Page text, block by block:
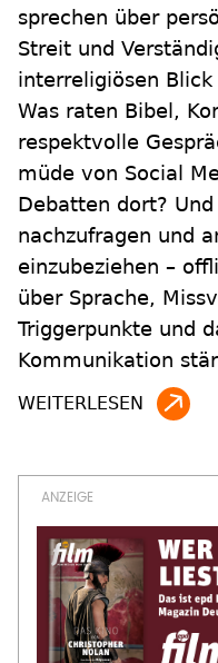
sprechen über
Streit und
interreligiösen
Was raten Bibel,
respektvolle
müde von Social
Debatten dort?
nachzufragen und
einzubeziehen –
über Sprache,
Triggerpunkte und
Kommunikation